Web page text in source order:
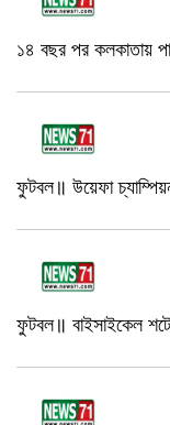
১৪ বছর পর কলকাতায় পা
ফুটবল॥ উয়েফা
ফুটবল॥ বাইসাইকেল শটে